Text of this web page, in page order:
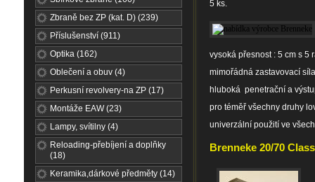
Zbraně bez ZP (kat. D) (239)
Příslušenství (911)
Optika (162)
Oblečení a obuv (4)
Perkusní revolvery-na ZP (17)
Montáže EAW (23)
Lampy, svítilny (4)
Reloading-přebíjení a doplňky
(18)
Keramika,dárkové předměty (14)
5 ks.
vysoká přesnost : 5 cm s 5
mimořádná zastavovací
hluboká penetrační a
pro téměř všechny druhy
univerzální použití ve
Brenneke 20/70